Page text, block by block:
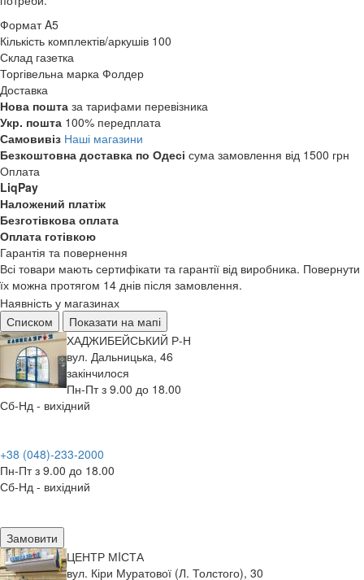
Формат A5
Кількість комплектів/аркушів 100
Склад газетка
Торгівельна марка Фолдер
Доставка
Нова пошта за тарифами перевізника
Укр. пошта 100% передплата
Самовивіз Наші магазини
Безкоштовна доставка по Одесі сума замовлення від 1500 грн
Оплата
LiqPay
Наложений платіж
Безготівкова оплата
Оплата готівкою
Гарантія та повернення
Всі товари мають сертифікати та гарантії від виробника. Повернути
їх можна протягом 14 днів після замовлення.
Наявність у магазинах
Списком
Показати на мапі
ХАДЖИБЕЙСЬКИЙ Р-Н
вул. Дальницька, 46
закінчилося
Пн-Пт з 9.00 до 18.00
Сб-Нд - вихідний
+38 (048)-233-2000
Пн-Пт з 9.00 до 18.00
Сб-Нд - вихідний
Замовити
ЦЕНТР МIСТА
вул. Кіри Муратової (Л. Толстого), 30